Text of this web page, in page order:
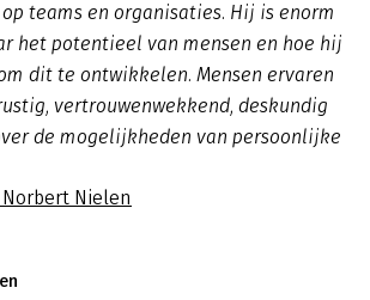
teams en organisaties. Hij is enorm
het potentieel van mensen en hoe hij
dit te ontwikkelen. Mensen ervaren
vertrouwenwekkend, deskundig
de mogelijkheden van persoonlijke
Nielen